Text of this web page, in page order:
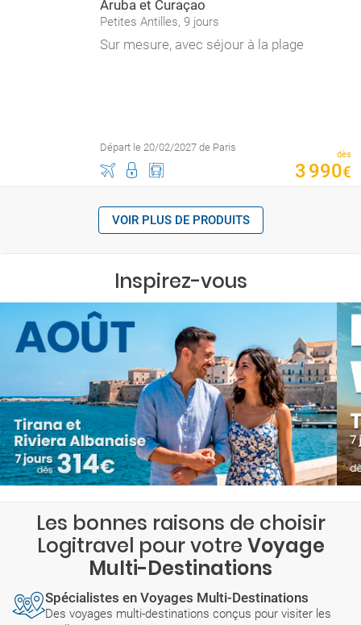
Aruba et Curaçao
Petites Antilles, 9 jours
Sur mesure, avec séjour à la plage
Départ le 20/02/2027 de Paris
dès
3990€
VOIR PLUS DE PRODUITS
Inspirez-vous
Les bonnes raisons de choisir
Logitravel pour votre Voyage
Multi-Destinations
Spécialistes en Voyages Multi-Destinations
Des voyages multi-destinations conçus pour visiter les